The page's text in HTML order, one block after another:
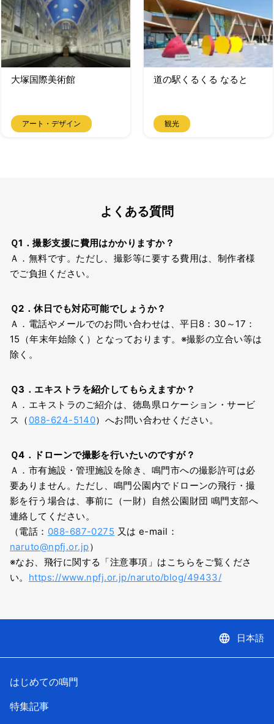
大塚国際美術館
アート・デザイン
道の駅くるくる なると
観光
よくある質問
Ｑ1．撮影支援に費用はかかりますか？
Ａ．無料です。ただし、撮影等に要する費用は、制作者様
でご負担ください。
Ｑ2．休日でも対応可能でしょうか？
Ａ．電話やメールでのお問い合わせは、平日8：30～17：
15（年末年始除く）となっております。※撮影の立合い等は
除く。
Ｑ3．エキストラを紹介してもらえますか？
Ａ．エキストラのご紹介は、徳島県ロケーション・サービ
ス（ 088-624-5140）へお問い合わせください。
Ｑ4．ドローンで撮影を行いたいのですが？
Ａ．市有施設・管理施設を除き、鳴門市への撮影許可は必
要ありません。ただし、鳴門公園内でドローンの飛行・撮
影を行う場合は、事前に（一財）自然公園財団 鳴門支部へ
連絡してください。
（電話： 088-687-0275 又は e-mail：
naruto@npfj.or.jp）
※なお、飛行に関する「注意事項」はこちらをご覧くださ
い。 https://www.npfj.or.jp/naruto/blog/49433/
language 日本語
はじめての鳴門
特集記事